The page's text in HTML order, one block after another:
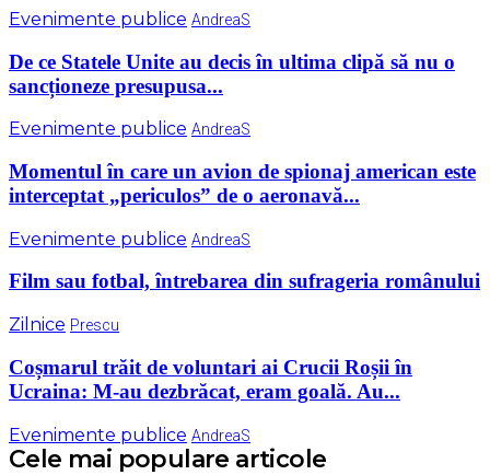
Evenimente publice AndreaS
De ce Statele Unite au decis în ultima clipă să nu o
sancționeze presupusa...
Evenimente publice AndreaS
Momentul în care un avion de spionaj american este
interceptat „periculos” de o aeronavă...
Evenimente publice AndreaS
Film sau fotbal, întrebarea din sufrageria românului
Zilnice Prescu
Coșmarul trăit de voluntari ai Crucii Roșii în
Ucraina: M-au dezbrăcat, eram goală. Au...
Evenimente publice AndreaS
Cele mai populare articole